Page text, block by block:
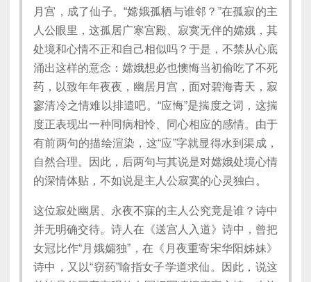
月宫，成了仙子。“嫦娥孤栖与谁邻？”在孤寂的主
人公眼里，这孤居广寒宫殿、寂寞无伴的嫦娥，其
处境和心情不正和自己相似吗？于是，不禁从心底
涌出这样的意念：嫦娥想必也懊悔当初偷吃了不死
药，以致年年夜夜，幽居月宫，面对碧海青天，寂
寥清冷之情难以排遣吧。“应悔”是揣度之词，这揣
度正表现出一种同病相怜、同心相应的感情。由于
有前两句的描绘渲染，这“应”字就显得水到渠成，
自然合理。因此，后两句与其说是对嫦娥处境心情
的深情体贴，不如说是主人公寂寞的心灵独白。
这位寂处幽居、永夜不寐的主人公究竟是谁？诗中
并无明确交待。诗人在《送宫人入道》诗中，曾把
女冠比作“月娥孀独”，在《月夜重寄宋华阳姊妹》
诗中，又以“窃药”喻指女子学道求仙。因此，说这